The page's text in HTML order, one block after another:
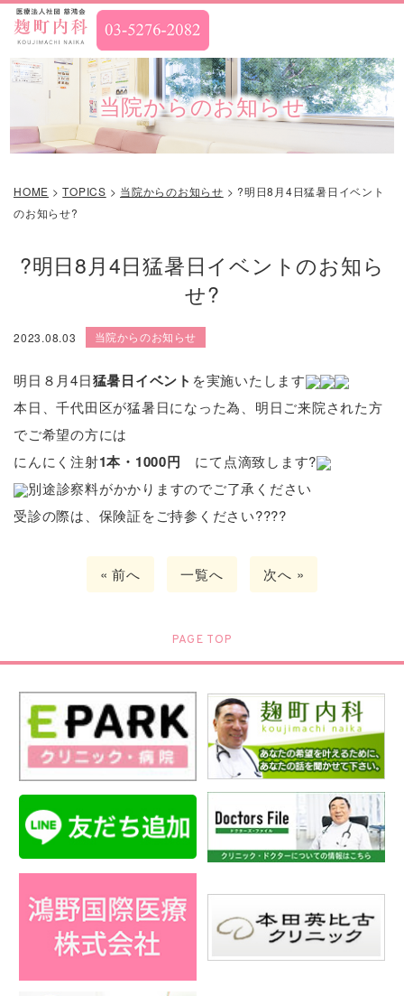
当院からのお知らせ
HOME >TOPICS > 当院からのお知らせ > ?明日8月4日猛暑日イベント
のお知らせ?
?明日8月4日猛暑日イベントのお知ら
せ?
2023.08.03 当院からのお知らせ
明日８月4日猛暑日イベント を実施いたします
本日、千代田区が猛暑日になった為、明日ご来院された方
でご希望の方には
にんにく注射1本・1000円 にて点滴致します?
別途診察料がかかりますのでご了承ください
受診の際は、保険証をご持参ください?‍??‍?
« 前へ 一覧へ 次へ »
PAGE TOP